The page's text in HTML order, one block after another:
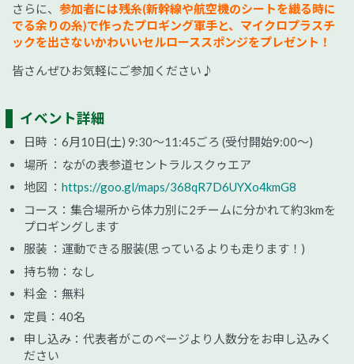
さらに、 参加者には残糸(新幹線や航空機のシートを織る時に
でる余りの糸)で作ったプロギング軍手と、マイクロプラスチ
ックを出さないかわいいセルローススポンジをプレゼント！
皆さんぜひお気軽にご参加ください♪
イベント詳細
日時 ：6月10日(土) 9:30～11:45ごろ (受付開始9:00～)
場所 ：ながの表参道セントラルスクゥエア
地図 ： https://goo.gl/maps/368qR7D6UYXo4kmG8
コース：集合場所から体力別に2チームに分かれて約3kmを
プロギングします
服装 ：運動できる服装(思っているよりも走ります！)
持ち物：なし
料金 ：無料
定員：40名
申し込み：代表者がこのページより人数分をお申し込みく
ださい